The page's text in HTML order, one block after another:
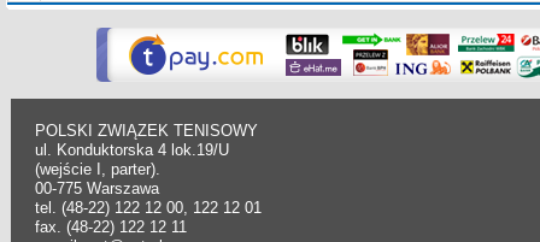
POLSKI ZWIĄZEK TENISOWY
ul. Konduktorska 4 lok.19/U
(wejście I, parter).
00-775 Warszawa
tel. (48-22) 122 12 00, 122 12 01
fax. (48-22) 122 12 11